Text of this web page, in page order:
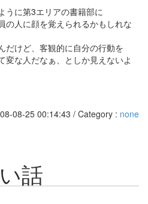
うに第3エリアの書籍部に
の人に顔を覚えられるかもしれな
だけど、客観的に自分の行動を
変な人だなぁ、としか見えないよ
08-25 00:14:43 / Category : none
話